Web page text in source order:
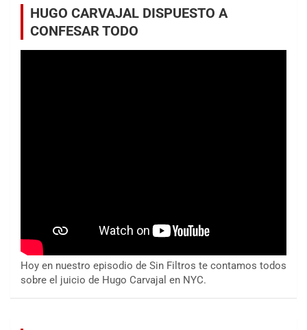
HUGO CARVAJAL DISPUESTO A
CONFESAR TODO
Hoy en nuestro episodio de Sin Filtros te contamos todos
sobre el juicio de Hugo Carvajal en NYC.